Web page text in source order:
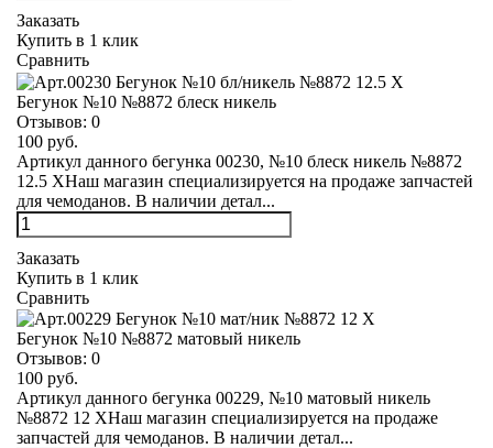
Заказать
Купить в 1 клик
Сравнить
Бегунок №10 №8872 блеск никель
Отзывов: 0
100 руб.
Артикул данного бегунка 00230, №10 блеск никель №8872
12.5 XНаш магазин специализируется на продаже запчастей
для чемоданов. В наличии детал...
Заказать
Купить в 1 клик
Сравнить
Бегунок №10 №8872 матовый никель
Отзывов: 0
100 руб.
Артикул данного бегунка 00229, №10 матовый никель
№8872 12 XНаш магазин специализируется на продаже
запчастей для чемоданов. В наличии детал...